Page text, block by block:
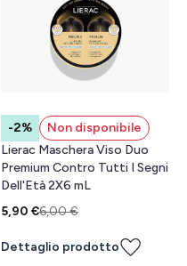
-2%
Non disponibile
Lierac Maschera Viso Duo
Premium Contro Tutti I Segni
Dell'Età 2X6 mL
5,90 €6,00 €
Dettaglio prodotto